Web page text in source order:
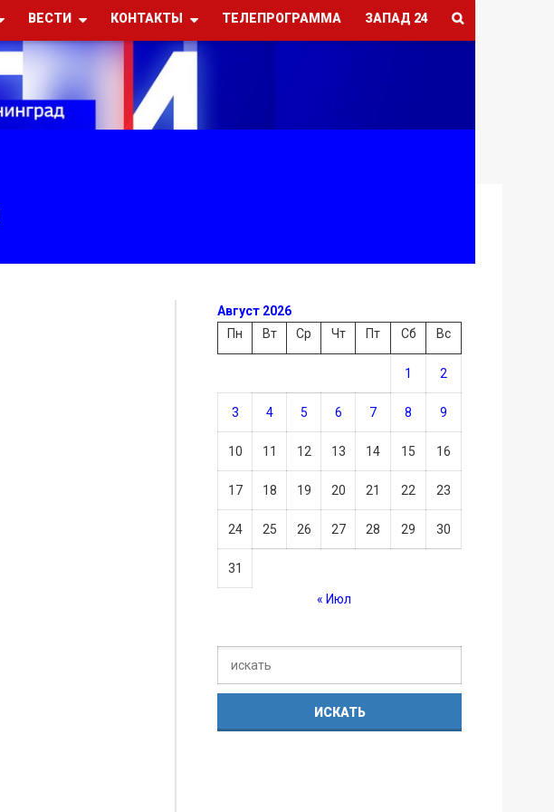
ВЕСТИ КОНТАКТЫ ТЕЛЕПРОГРАММА ЗАПАД 24
Август 2026
Пн
Вт Ср Чт Пт Сб Вс
1 2
3 4 5 6 7 8 9
10 11 12 13 14 15 16
17 18 19 20 21 22 23
24 25 26 27 28 29 30
31
« Июл